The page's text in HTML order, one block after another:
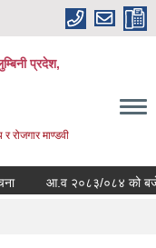
प्रदेश,
रोजगार माण्डवी
आ.व २०८३/०८४ को बजेट